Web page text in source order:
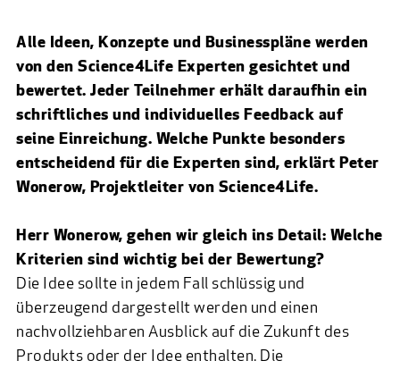
Alle Ideen, Konzepte und Businesspläne werden
von den Science4Life Experten gesichtet und
bewertet. Jeder Teilnehmer erhält daraufhin ein
schriftliches und individuelles Feedback auf
seine Einreichung. Welche Punkte besonders
entscheidend für die Experten sind, erklärt Peter
Wonerow, Projektleiter von Science4Life.
Herr Wonerow, gehen wir gleich ins Detail: Welche
Kriterien sind wichtig bei der Bewertung?
Die Idee sollte in jedem Fall schlüssig und
überzeugend dargestellt werden und einen
nachvollziehbaren Ausblick auf die Zukunft des
Produkts oder der Idee enthalten. Die